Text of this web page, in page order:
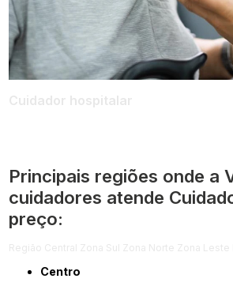
Principais regiões onde a
cuidadores atende
preço:
Centro